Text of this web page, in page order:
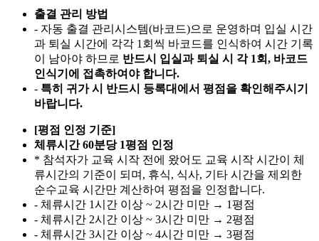
출결 관리 방법
- 자동 출결 관리시스템(바코드)으로 운영하며 입실 시간
과 퇴실 시간에 각각 1회씩 바코드를 인식하여 시간 기록
이 남아야 하므로 반드시 입실과 퇴실 시 각 1회, 바코드
인식기에 접촉하여야 합니다.
- 특히 귀가 시 반드시 등록대에서 평점을 확인해주시기
바랍니다.
[평점 인정 기준]
체류시간 60분당 1평점 인정
* 참석자가 교육 시작 전에 왔어도 교육 시작 시간이 체
류시간의 기준이 되며, 휴식, 식사, 기타 시간을 제외한
순수교육 시간만 계산하여 평점을 인정합니다.
- 체류시간 1시간 이상 ~ 2시간 미만 → 1평점
- 체류시간 2시간 이상 ~ 3시간 미만 → 2평점
- 체류시간 3시간 이상 ~ 4시간 미만 → 3평점